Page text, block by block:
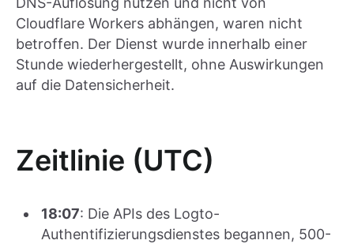
Cloudflare Workers abhängen, waren nicht
betroffen. Der Dienst wurde innerhalb einer
Stunde wiederhergestellt, ohne Auswirkungen
auf die Datensicherheit.
Zeitlinie (UTC)
18:07: Die APIs des Logto-
Authentifizierungsdienstes begannen, 500-